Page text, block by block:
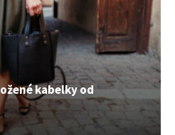
kabelky od